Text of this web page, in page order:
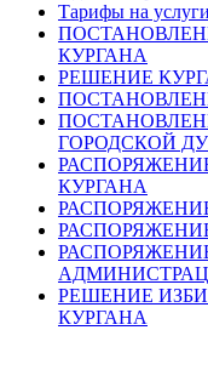
Тарифы на
КУРГАНА
РЕШЕНИЕ
ГОРОДСКОЙ
КУРГАНА
РЕШЕНИЕ
КУРГАНА